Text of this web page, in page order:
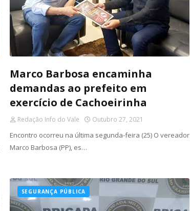
Marco Barbosa encaminha
demandas ao prefeito em
exercício de Cachoeirinha
Redação Info do Vale Outubro 27, 2021
Encontro ocorreu na última segunda-feira (25) O vereador
Marco Barbosa (PP), es…
SEGURANÇA PÚBLICA